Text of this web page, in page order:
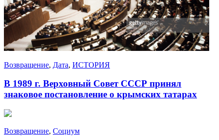
Возвращение, Дата, ИСТОРИЯ
В 1989 г. Верховный Совет СССР принял
знаковое постановление о крымских татарах
Возвращение, Социум